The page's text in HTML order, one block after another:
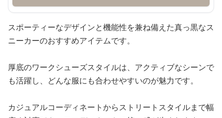
スポーティーなデザインと機能性を兼ね備えた真っ黒なス
ニーカーのおすすめアイテムです。
厚底のワークシューズスタイルは、アクティブなシーンで
も活躍し、どんな服にも合わせやすいのが魅力です。
カジュアルコーディネートからストリートスタイルまで幅